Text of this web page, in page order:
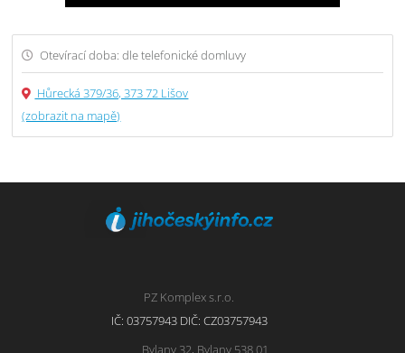
Otevírací doba: dle telefonické domluvy
Hůrecká 379/36, 373 72 Lišov
(zobrazit na mapě)
PZ Komplex s.r.o.
IČ: 03757943 DIČ: CZ03757943
Bylany 32, Bylany 538 01